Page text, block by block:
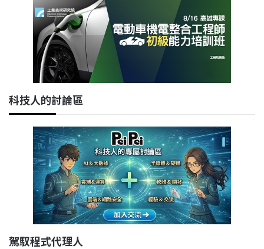
科技人的討論區
駕馭程式代理人